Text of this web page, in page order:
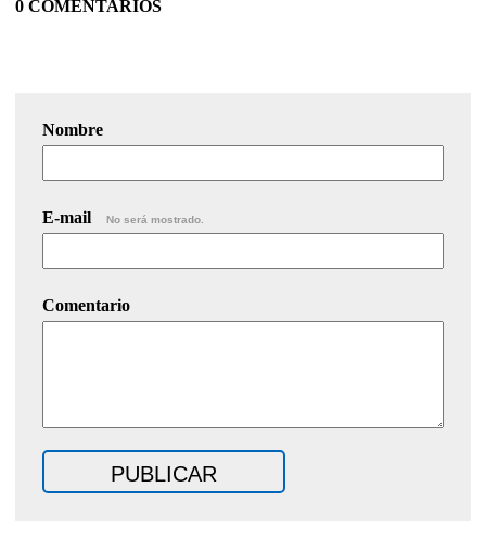
0 COMENTARIOS
Nombre
E-mail No será mostrado.
Comentario